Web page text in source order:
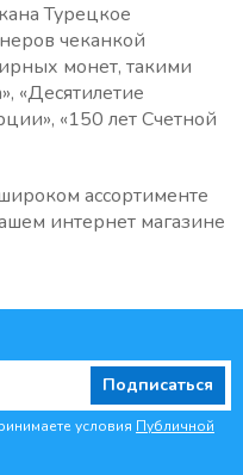
Турецкое
чеканкой
монет, такими
«Десятилетие
«150 лет Счетной
ассортименте
интернет магазине
Подписаться
условия Публичной